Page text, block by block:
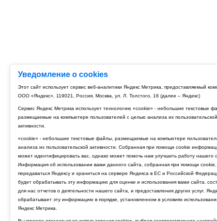
Уведомление о cookies
Этот сайт использует сервис веб-аналитики Яндекс Метрика, предоставляемый
ООО «Яндекс», 119021, Россия, Москва, ул. Л. Толстого, 16 (далее – Яндекс)
Сервис Яндекс Метрика использует технологию «cookie» - небольшие текстовые
размещаемые на компьютере пользователей с целью анализа их пользовательской
активности.
«cookie» - небольшие текстовые файлы, размещаемые на компьютере
анализа их пользовательской активности. Собранная при помощи cookie
может идентифицировать вас, однако может помочь нам улучшить работу нашего
Информация об использовании вами данного сайта, собранная при помощи cookie,
передаваться Яндексу и храниться на сервере Яндекса в ЕС и Российской
будет обрабатывать эту информацию для оценки и использования вами сайта,
для нас отчетов о деятельности нашего сайта, и предоставления других услуг.
обрабатывает эту информацию в порядке, установленном в условиях
Яндекс Метрика.